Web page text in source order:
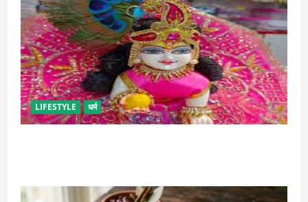
LIFESTYLE धर्म